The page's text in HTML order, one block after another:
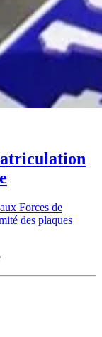
Forces de
des plaques